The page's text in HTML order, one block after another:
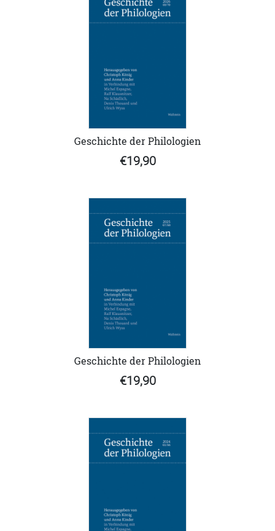
Geschichte der Philologien
€19,90
Geschichte der Philologien
€19,90